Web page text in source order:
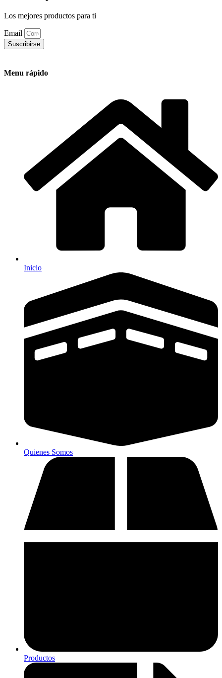
Los mejores productos para ti
Email
Suscribirse
Menu rápido
Inicio
Quienes Somos
Productos